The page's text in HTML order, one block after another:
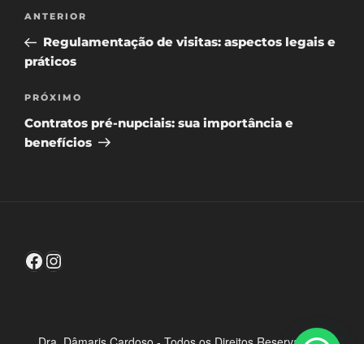
Post
Post
anterior
ANTERIOR
Regulamentação de visitas: aspectos legais e
práticos
Próximo
post
PRÓXIMO
Contratos pré-nupciais: sua importância e
benefícios
Facebook
Instagram